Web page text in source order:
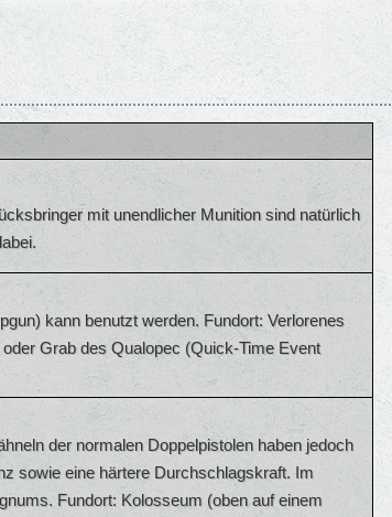
mit unendlicher Munition sind natürlich
kann benutzt werden. Fundort: Verlorenes
Grab des Qualopec (Quick-Time Event
der normalen Doppelpistolen haben jedoch
sowie eine härtere Durchschlagskraft. Im
Fundort: Kolosseum (oben auf einem